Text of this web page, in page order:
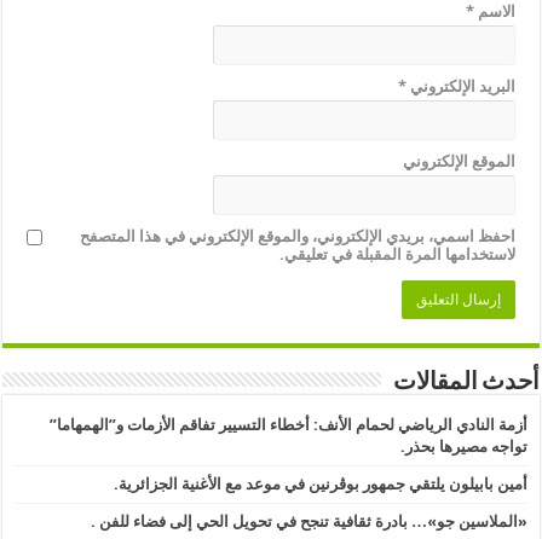
الاسم*
البريد الإلكتروني*
الموقع الإلكتروني
احفظ اسمي، بريدي الإلكتروني، والموقع الإلكتروني في هذا المتصفح
لاستخدامها المرة المقبلة في تعليقي.
أحدث المقالات
أزمة النادي الرياضي لحمام الأنف: أخطاء التسيير تفاقم الأزمات و”الهمهاما”
تواجه مصيرها بحذر.
أمين بابيلون يلتقي جمهور بوڨرنين في موعد مع الأغنية الجزائرية.
«الملاسين جو»… بادرة ثقافية تنجح في تحويل الحي إلى فضاء للفن .